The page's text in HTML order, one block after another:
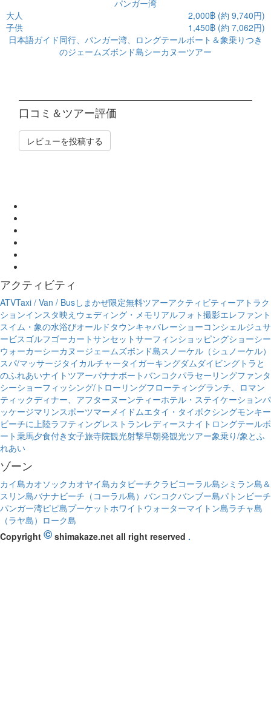
パンガー湾
大人
2,000฿ (約 9,740円)
子供
1,450฿ (約 7,062円)
日本語ガイド同行、パンガー湾、ロングテールボート＆象乗りつき
のジェームズボンド島シーカヌーツアー
口コミ＆ツアー評価
レビューを投稿する
アクティビティ
ATVTaxi / Van / Busしまかぜ限定無料ツアーアクティビティーアトラク
ションインスタ映え ウェディング・メモリアルフォト撮影エレファント
スイム・象の水浴びオールドタウンキャバレーショーコンシェルジュサ
ービス ゴルフゴーカートサンセットサーフィンショッピングショーシー
ウォーカーシーカヌージェームズボンド島スノーケル（シュノーケル）
スパ/マッサージタイカルチャータイガーキングダム ダイビング トラと
のふれあいナイトツアーバナナボートバンコクパラセーリングファンタ
シーショーフィッシング/トローリングフローティングランチ、ロマン
ティックディナー、アフターヌーンティーホテル・ステイケーションパ
ッケージマリンスポーツマーメイド ムエタイ・タイボクシングモンキー
ビーチに上陸ラフティングレストランレディースナイト ロングテールボ
ート乗馬夕食付き女子旅寺院観光射撃早朝発観光ツアー象乗り/象とふ
れあい
ゾーン
カイ島カオソックカオヤイ島カタビーチクラビコーラル島シミラン島＆
スリン島バナナビーチ（コーラル島） バンコクバンブー島パトンビーチ
パンガー湾ピピ島プーケット ホワイトウォーターマイトン島ラチャ島
（ラヤ島） ローク島
Copyright © shimakaze.net all right reserved .